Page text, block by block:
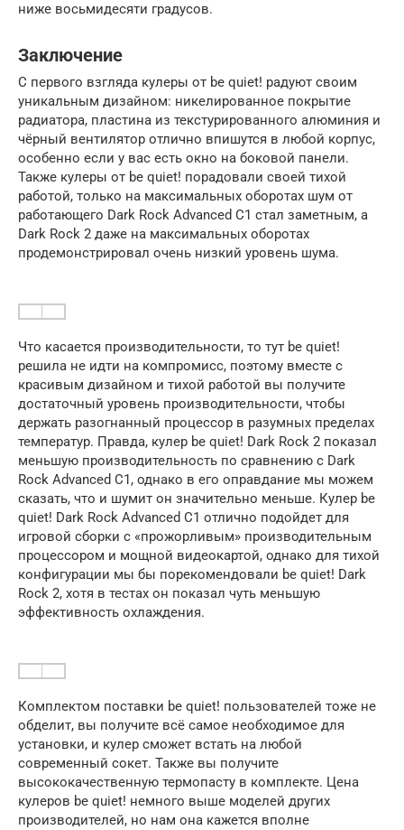
ниже восьмидесяти градусов.
Заключение
С первого взгляда кулеры от be quiet! радуют своим
уникальным дизайном: никелированное покрытие
радиатора, пластина из текстурированного алюминия и
чёрный вентилятор отлично впишутся в любой корпус,
особенно если у вас есть окно на боковой панели.
Также кулеры от be quiet! порадовали своей тихой
работой, только на максимальных оборотах шум от
работающего Dark Rock Advanced C1 стал заметным, а
Dark Rock 2 даже на максимальных оборотах
продемонстрировал очень низкий уровень шума.
Что касается производительности, то тут be quiet!
решила не идти на компромисс, поэтому вместе с
красивым дизайном и тихой работой вы получите
достаточный уровень производительности, чтобы
держать разогнанный процессор в разумных пределах
температур. Правда, кулер be quiet! Dark Rock 2 показал
меньшую производительность по сравнению с Dark
Rock Advanced C1, однако в его оправдание мы можем
сказать, что и шумит он значительно меньше. Кулер be
quiet! Dark Rock Advanced C1 отлично подойдет для
игровой сборки с «прожорливым» производительным
процессором и мощной видеокартой, однако для тихой
конфигурации мы бы порекомендовали be quiet! Dark
Rock 2, хотя в тестах он показал чуть меньшую
эффективность охлаждения.
Комплектом поставки be quiet! пользователей тоже не
обделит, вы получите всё самое необходимое для
установки, и кулер сможет встать на любой
современный сокет. Также вы получите
высококачественную термопасту в комплекте. Цена
кулеров be quiet! немного выше моделей других
производителей, но нам она кажется вполне